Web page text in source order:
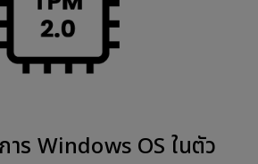
ร Windows OS ในตัว